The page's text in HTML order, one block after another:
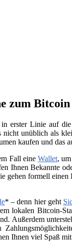
erster Linie auf
unüblich als
kaufen und das
Fall eine Wallet,
Bekannte
formell
* – denn hier geht
lokalen Bitcoin-
Außerdem
Ihnen viel Spaß